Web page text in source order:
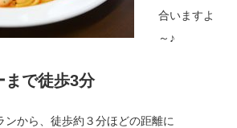
合いますよ
～♪
まで徒歩3分
ンから、徒歩約３分ほどの距離に